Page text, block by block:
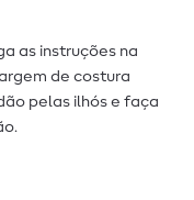
as instruções na
de costura
pelas ilhós e faça